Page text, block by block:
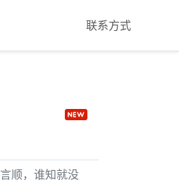
联系方式
顺，谁知就没